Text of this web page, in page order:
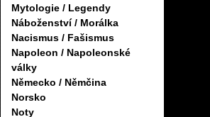
Mytologie / Legendy
Náboženství / Morálka
Nacismus / Fašismus
Napoleon / Napoleonské
války
Německo / Němčina
Norsko
Noty